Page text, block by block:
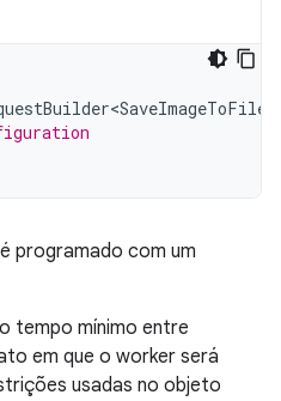
programado com um
tempo mínimo entre
em que o worker será
usadas no objeto